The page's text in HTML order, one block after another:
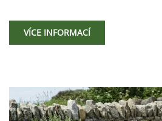
VÍCE INFORMACÍ